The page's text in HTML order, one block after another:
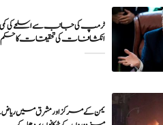
ٹرمپ کی جانب سے اسلحے کی
انکشافات کی تحقیقات کا حکم
یمن کے مرکز اور مشرق میں